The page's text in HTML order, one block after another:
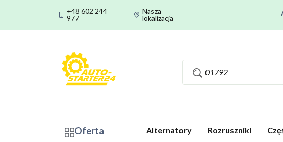
+48 602 244
977
Nasza
lokalizacja
Pracujemy
Oferta Alternatory Rozruszniki